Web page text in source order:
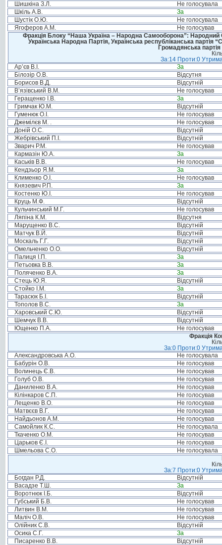
Шишкіна З.Л.
Не голосувала
Шкіль А.В.
За
Шустік О.Ю.
Не голосувала
Ягоферов А.М.
Не голосував
Фракція Блоку “Наша Україна – Народна Самооборона”: Народний
Українська Народна Партія, Українська республіканська
Громадянська
За:14 Проти:0
Ар’єв В.І.
За
Білозір О.В.
Відсутня
Борисов В.Д.
Відсутній
В’язівський В.М.
Не голосував
Геращенко І.В.
За
Гримчак Ю.М.
Відсутній
Гуменюк О.І.
Не голосував
Джемілєв М. .
Не голосував
Доній О.С.
Відсутній
Жебрівський П.І.
Відсутній
Зварич Р.М.
Не голосував
Кармазін Ю.А.
За
Каськів В.В.
Не голосував
Кендзьор Я.М.
За
Клименко О.І.
Не голосував
Князевич Р.П.
За
Костенко Ю.І.
Не голосував
Круць М.Ф.
Відсутній
Кульчинський М.Г.
Не голосував
Ляпіна К.М.
Відсутня
Марущенко В.С.
Відсутній
Матчук В.Й.
Відсутній
Москаль Г.Г.
Відсутній
Омельченко О.О.
Відсутній
Палиця І.П.
За
Петьовка В.В.
За
Поляченко В.А.
За
Стець Ю.Я.
Відсутній
Стойко І.М.
За
Тарасюк Б.І.
Відсутній
Тополов В.С.
За
Харовський С.Ю.
Відсутній
Шемчук В.В.
Відсутній
Ющенко П.А.
Не голосував
Фракція
За:0 Проти:0
Александровська А.О.
Не голосувала
Бабурін О.В.
Не голосував
Волинець Є.В.
Не голосував
Голуб О.В.
Не голосував
Даниленко В.А.
Не голосував
Кілінкаров С.П.
Не голосував
Лещенко В.О.
Не голосував
Матвєєв В.Г.
Не голосував
Найдьонов А.М.
Не голосував
Самойлик К.С.
Не голосувала
Ткаченко О.М.
Не голосував
Царьков Є.І.
Не голосував
Шмельова С.О.
Не голосувала
За:7 Проти:0
Богдан Р.Д.
Відсутній
Васадзе Т.Ш.
За
Воротнюк І.Б.
Відсутній
Губський Б.В.
Не голосував
Литвин В.М.
Не голосував
Маліч О.В.
Не голосував
Олійник С.В.
Відсутній
Осика С.Г.
За
Писаренко В.В.
Відсутній